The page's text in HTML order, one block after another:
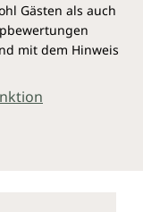
Gästen als auch
mit dem Hinweis